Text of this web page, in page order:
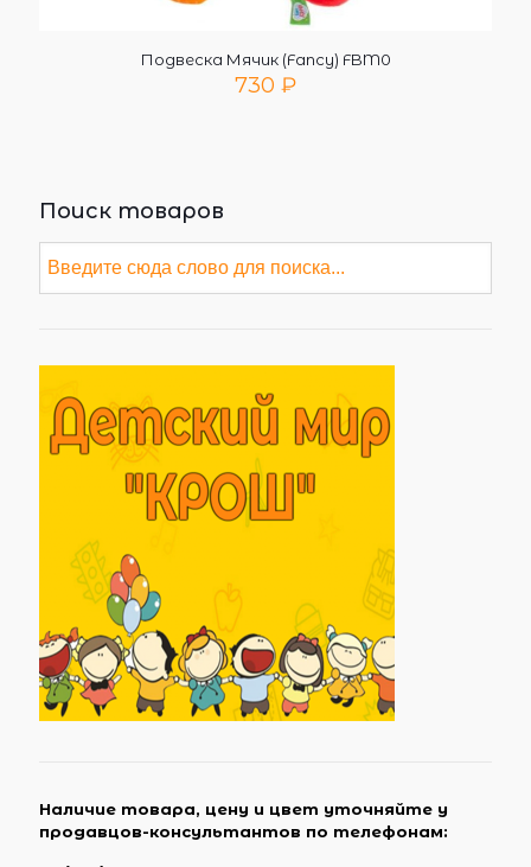
Подвеска Мячик (Fancy) FBM0
730 ₽
Поиск товаров
Наличие товара, цену и цвет уточняйте у
продавцов-консультантов по телефонам: